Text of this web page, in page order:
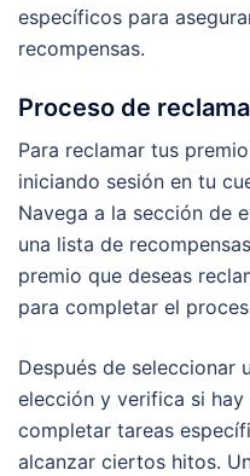
específicos para
recompensas.
Proceso de
Para reclamar tus
iniciando sesión en tu
Navega a la sección de
una lista de
premio que deseas
para completar el
Después de seleccionar
elección y verifica si
completar tareas
alcanzar ciertos hitos.